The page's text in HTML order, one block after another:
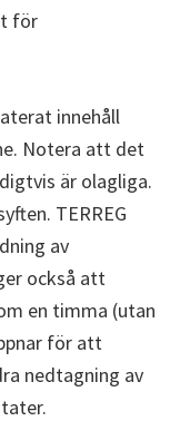
för
innehåll
Notera att det
är olagliga.
TERREG
av
också att
en timma (utan
för att
nedtagning av